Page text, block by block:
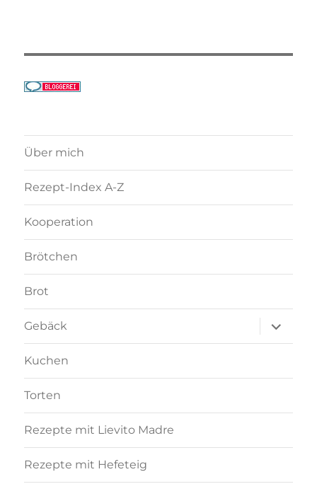
Über mich
Rezept-Index A-Z
Kooperation
Brötchen
Brot
Gebäck
anzeigen
Kuchen
Torten
Rezepte mit Lievito Madre
Rezepte mit Hefeteig